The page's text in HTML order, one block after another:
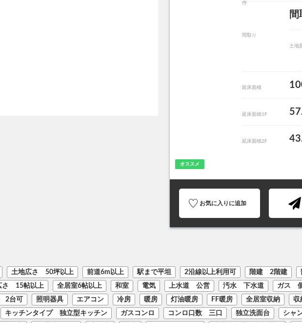
停
間取り
土地
延床面積
延床面積1F
延床面積2F
オススメ
お気に入りに追加
土地広さ 50坪以上 前道6m以上 駅まで平坦 2沿線以上利用可 階建 2階建
さ 15帖以上 全居室6帖以上 和室 電気 上水道 公営 汚水 下水道 ガス
2台可 照明器具 エアコン 冷房 暖房 灯油暖房 FF暖房 全居室収納 収
キッチンタイプ 独立型キッチン ガスコンロ コンロ口数 三口 独立洗面台
シャ